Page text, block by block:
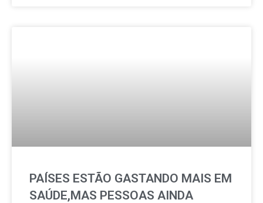
PAÍSES ESTÃO GASTANDO MAIS EM
SAÚDE,MAS PESSOAS AINDA